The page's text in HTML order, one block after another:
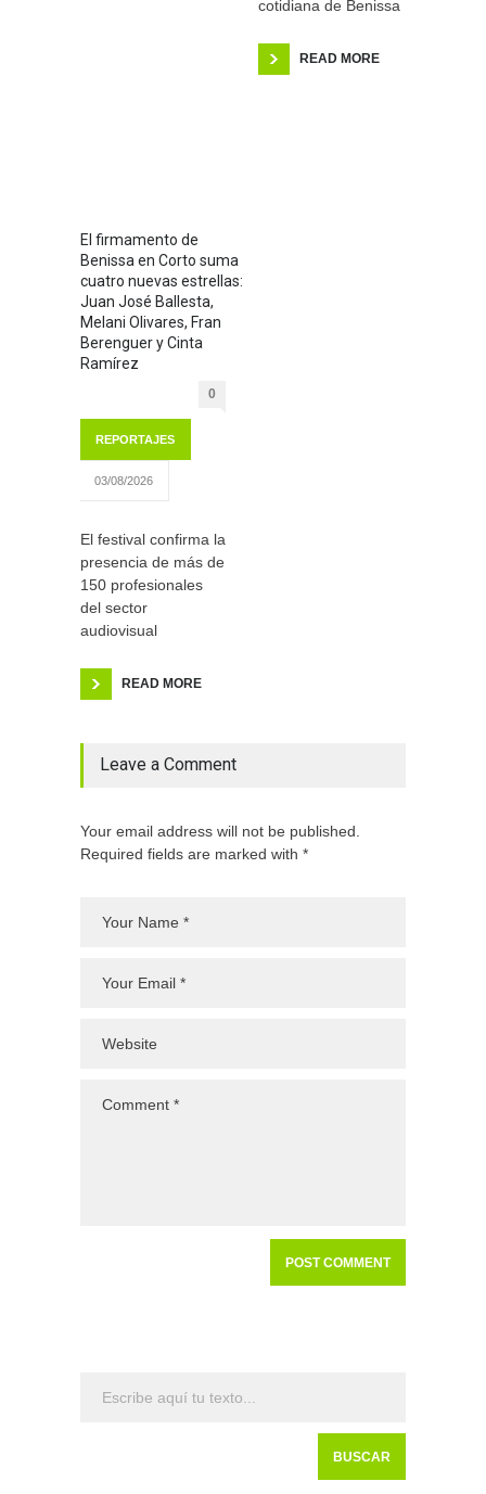
cotidiana de Benissa
READ MORE
El firmamento de
Benissa en Corto suma
cuatro nuevas estrellas:
Juan José Ballesta,
Melani Olivares, Fran
Berenguer y Cinta
Ramírez
0
REPORTAJES
03/08/2026
El festival confirma la
presencia de más de
150 profesionales
del sector
audiovisual
READ MORE
Leave a Comment
Your email address will not be published.
Required fields are marked with *